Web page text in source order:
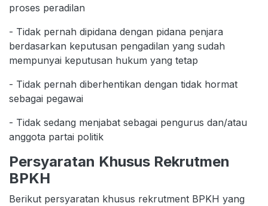
proses peradilan
- Tidak pernah dipidana dengan pidana penjara
berdasarkan keputusan pengadilan yang sudah
mempunyai keputusan hukum yang tetap
- Tidak pernah diberhentikan dengan tidak hormat
sebagai pegawai
- Tidak sedang menjabat sebagai pengurus dan/atau
anggota partai politik
Persyaratan Khusus Rekrutmen
BPKH
Berikut persyaratan khusus rekrutment BPKH yang